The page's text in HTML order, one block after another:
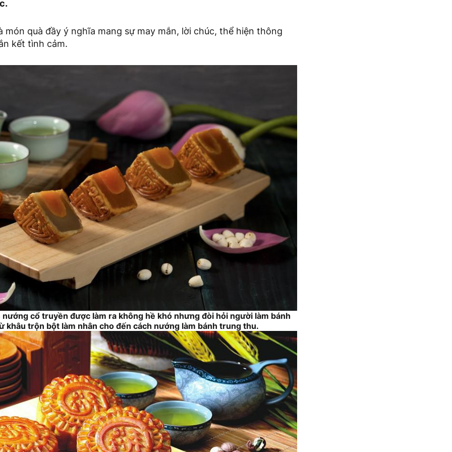
món quà đầy ý nghĩa mang sự may mắn, lời chúc, thể hiện thông
kết tình cảm.
cổ truyền được làm ra không hề khó nhưng đòi hỏi người làm bánh
khâu trộn bột làm nhân cho đến cách nướng làm bánh trung thu.